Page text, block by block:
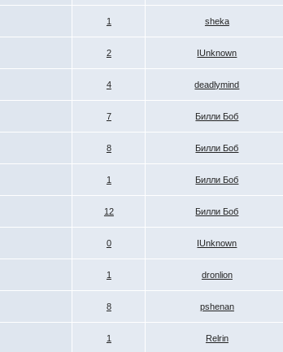
1 sheka
2 IUnknown
4 deadlymind
7 Билли Боб
8 Билли Боб
1 Билли Боб
12 Билли Боб
0 IUnknown
1 dronlion
8 pshenan
1 Relrin